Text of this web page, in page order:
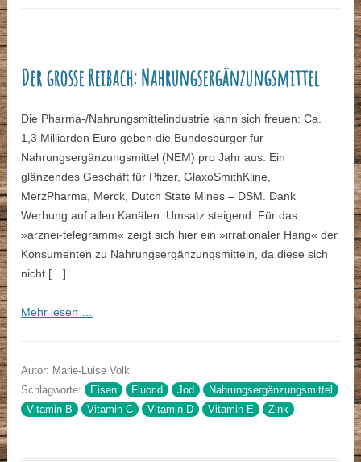
Der grosse Reibach: Nahrungsergänzungsmittel
Die Pharma-/Nahrungsmittelindustrie kann sich freuen: Ca.
1,3 Milliarden Euro geben die Bundesbürger für
Nahrungsergänzungsmittel (NEM) pro Jahr aus. Ein
glänzendes Geschäft für Pfizer, GlaxoSmithKline,
MerzPharma, Merck, Dutch State Mines – DSM. Dank
Werbung auf allen Kanälen: Umsatz steigend. Für das
»arznei-telegramm« zeigt sich hier ein »irrationaler Hang« der
Konsumenten zu Nahrungsergänzungsmitteln, da diese sich
nicht […]
Mehr lesen …
Autor: Marie-Luise Volk
Schlagworte: Eisen Fluorid Jod
Nahrungsergänzungsmittel
Vitamin B
Vitamin C Vitamin D Vitamin E Zink